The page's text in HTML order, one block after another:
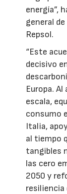
energía”,
general
Repsol.
“Este
decisivo
Europa.
escala,
consumo
Italia,
al tiempo
tangibles
las cero
2050 y
resiliencia